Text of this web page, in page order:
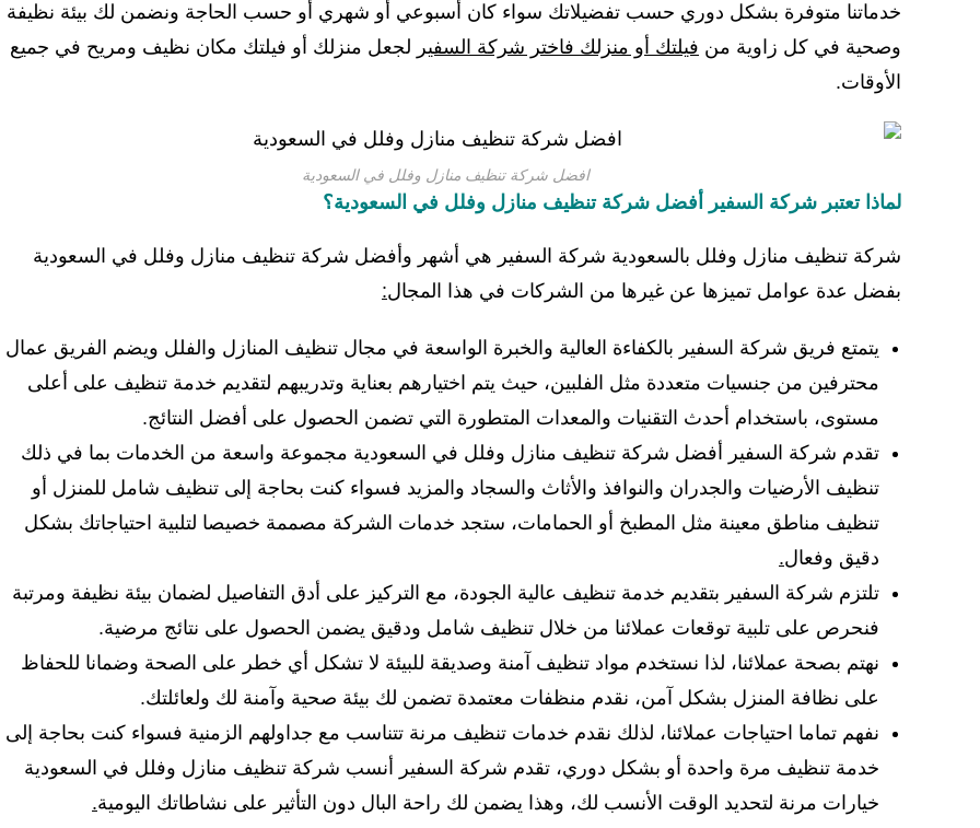
خدماتنا متوفرة بشكل دوري حسب تفضيلاتك سواء كان أسبوعي أو شهري أو حسب الحاجة ونضمن لك بيئة نظيفة
وصحية في كل زاوية من فيلتك أو منزلك فاختر شركة السفير لجعل منزلك أو فيلتك مكان نظيف ومريح في جميع
الأوقات.
افضل شركة تنظيف منازل وفلل في السعودية
لماذا تعتبر شركة السفير أفضل شركة تنظيف منازل وفلل في السعودية؟
شركة تنظيف منازل وفلل بالسعودية شركة السفير هي أشهر وأفضل شركة تنظيف منازل وفلل في السعودية
بفضل عدة عوامل تميزها عن غيرها من الشركات في هذا المجال:
يتمتع فريق شركة السفير بالكفاءة العالية والخبرة الواسعة في مجال تنظيف المنازل والفلل ويضم الفريق عمال
محترفين من جنسيات متعددة مثل الفلبين، حيث يتم اختيارهم بعناية وتدريبهم لتقديم خدمة تنظيف على أعلى
مستوى، باستخدام أحدث التقنيات والمعدات المتطورة التي تضمن الحصول على أفضل النتائج.
تقدم شركة السفير أفضل شركة تنظيف منازل وفلل في السعودية مجموعة واسعة من الخدمات بما في ذلك
تنظيف الأرضيات والجدران والنوافذ والأثاث والسجاد والمزيد فسواء كنت بحاجة إلى تنظيف شامل للمنزل أو
تنظيف مناطق معينة مثل المطبخ أو الحمامات، ستجد خدمات الشركة مصممة خصيصا لتلبية احتياجاتك بشكل
دقيق وفعال.
تلتزم شركة السفير بتقديم خدمة تنظيف عالية الجودة، مع التركيز على أدق التفاصيل لضمان بيئة نظيفة ومرتبة
فنحرص على تلبية توقعات عملائنا من خلال تنظيف شامل ودقيق يضمن الحصول على نتائج مرضية.
نهتم بصحة عملائنا، لذا نستخدم مواد تنظيف آمنة وصديقة للبيئة لا تشكل أي خطر على الصحة وضمانا للحفاظ
على نظافة المنزل بشكل آمن، نقدم منظفات معتمدة تضمن لك بيئة صحية وآمنة لك ولعائلتك.
نفهم تماما احتياجات عملائنا، لذلك نقدم خدمات تنظيف مرنة تتناسب مع جداولهم الزمنية فسواء كنت بحاجة إلى
خدمة تنظيف مرة واحدة أو بشكل دوري، تقدم شركة السفير أنسب شركة تنظيف منازل وفلل في السعودية
خيارات مرنة لتحديد الوقت الأنسب لك، وهذا يضمن لك راحة البال دون التأثير على نشاطاتك اليومية.